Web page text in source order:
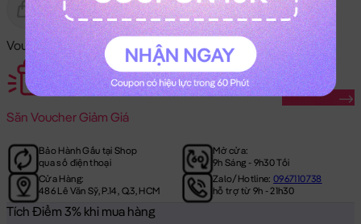
Gửi Tặng Hết Hàng
Voucher Mã Khuyến Mãi:
Săn Voucher Giảm Giá
Săn Ngay
Bảo Hành Gấu tại Shop
qua số điện thoại
Mở cửa:
9h Sáng - 9h30 Tối
Cửa Hàng:
486 Lê Văn Sỹ, P.14, Q.3, HCM
Zalo/Hotline:0967110738
hỗ trợ từ 9h - 21h30
Tích Điểm 3% khi mua hàng